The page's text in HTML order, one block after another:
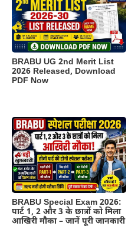
BRABU UG 2nd Merit List
2026 Released, Download
PDF Now
BRABU Special Exam 2026:
पार्ट 1, 2 और 3 के छात्रों को मिला
आखिरी मौका – जानें पूरी जानकारी